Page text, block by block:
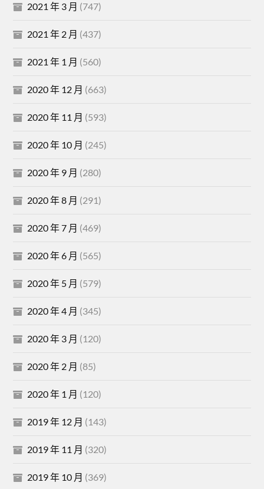
2021 年 3 月 (747)
2021 年 2 月 (437)
2021 年 1 月 (560)
2020 年 12 月 (663)
2020 年 11 月 (593)
2020 年 10 月 (245)
2020 年 9 月 (280)
2020 年 8 月 (291)
2020 年 7 月 (469)
2020 年 6 月 (565)
2020 年 5 月 (579)
2020 年 4 月 (345)
2020 年 3 月 (120)
2020 年 2 月 (85)
2020 年 1 月 (120)
2019 年 12 月 (143)
2019 年 11 月 (320)
2019 年 10 月 (369)